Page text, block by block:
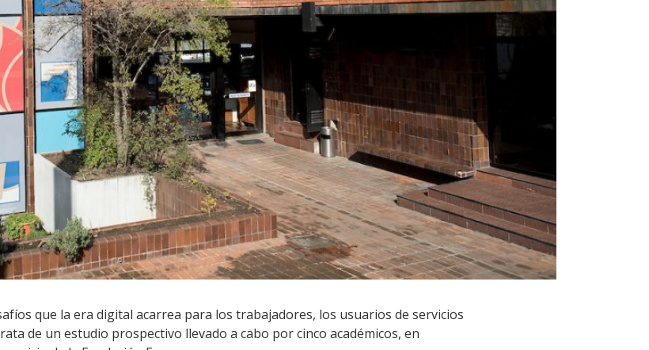
que la era digital acarrea para los trabajadores, los usuarios de servicios
de un estudio prospectivo llevado a cabo por cinco académicos, en